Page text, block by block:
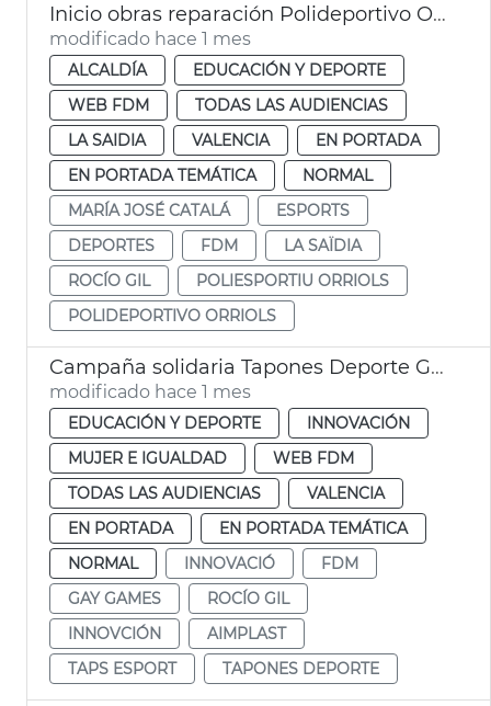
Inicio obras reparación Polideportivo Orriols València
modificado hace 1 mes
ALCALDÍA
EDUCACIÓN Y DEPORTE
WEB FDM
TODAS LAS AUDIENCIAS
LA SAIDIA
VALENCIA
EN PORTADA
EN PORTADA TEMÁTICA
NORMAL
MARÍA JOSÉ CATALÁ
ESPORTS
DEPORTES
FDM
LA SAÏDIA
ROCÍO GIL
POLIESPORTIU ORRIOLS
POLIDEPORTIVO ORRIOLS
Campaña solidaria Tapones Deporte Gay Games
modificado hace 1 mes
EDUCACIÓN Y DEPORTE
INNOVACIÓN
MUJER E IGUALDAD
WEB FDM
TODAS LAS AUDIENCIAS
VALENCIA
EN PORTADA
EN PORTADA TEMÁTICA
NORMAL
INNOVACIÓ
FDM
GAY GAMES
ROCÍO GIL
INNOVCIÓN
AIMPLAST
TAPS ESPORT
TAPONES DEPORTE